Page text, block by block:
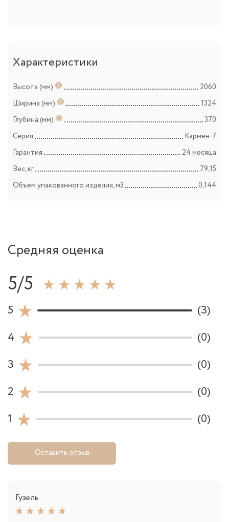
Характеристики
Высота (мм)
2060
Ширина (мм)
1324
Глубина (мм)
370
Серия
Кармен-7
Гарантия
24 месяца
Вес, кг
79,15
Объем упакованного изделия, м3
0,144
Средняя оценка
5/5
5
(3)
4
(0)
3
(0)
2
(0)
1
(0)
Оставить отзыв
Гузель